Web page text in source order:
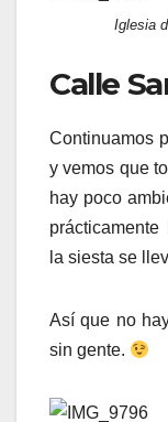
Iglesia
Calle
Continuamos
y vemos que
hay poco
la siesta se
Así que no
sin gente.